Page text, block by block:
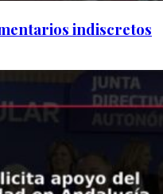
indiscretos